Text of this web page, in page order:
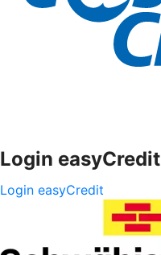
Login easyCredit
Login easyCredit